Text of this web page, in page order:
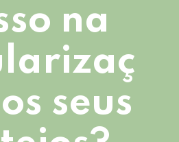
na
seus